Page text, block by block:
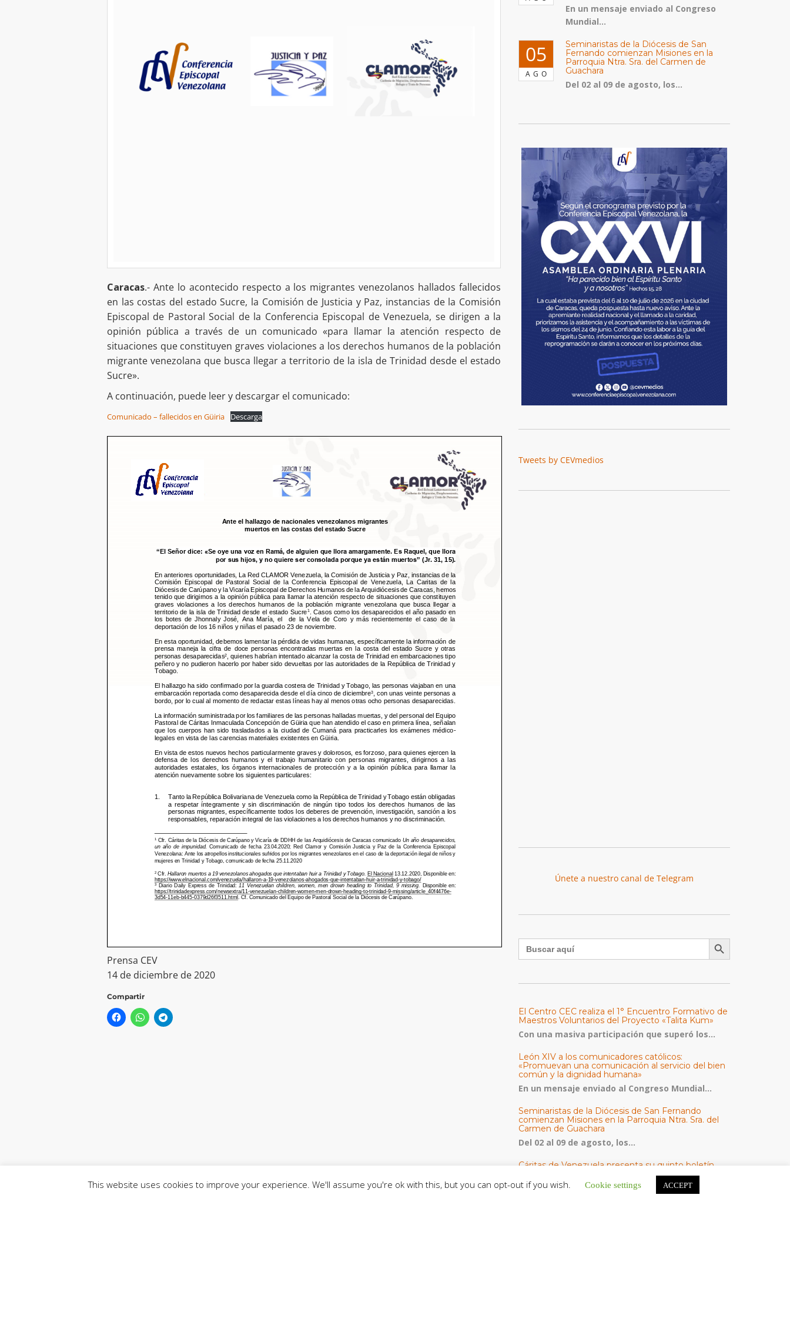
Caracas.- Ante lo acontecido respecto a los migrantes venezolanos hallados fallecidos
en las costas del estado Sucre, la Comisión de Justicia y Paz, instancias de la Comisión
Episcopal de Pastoral Social de la Conferencia Episcopal de Venezuela, se dirigen a la
opinión pública a través de un comunicado «para llamar la atención respecto de
situaciones que constituyen graves violaciones a los derechos humanos de la población
migrante venezolana que busca llegar a territorio de la isla de Trinidad desde el estado
Sucre».
A continuación, puede leer y descargar el comunicado:
Comunicado – fallecidos en Güiria Descarga
Prensa CEV
14 de diciembre de 2020
Compartir
En un mensaje enviado al Congreso
Mundial...
05
AGO
Seminaristas de la Diócesis de San
Fernando comienzan Misiones en la
Parroquia Ntra. Sra. del Carmen de
Guachara
Del 02 al 09 de agosto, los...
Tweets by CEVmedios
Únete a nuestro canal de Telegram
Buscar: Botón de búsqueda
El Centro CEC realiza el 1° Encuentro Formativo de
Maestros Voluntarios del Proyecto «Talita Kum»
Con una masiva participación que superó los...
León XIV a los comunicadores católicos:
«Promuevan una comunicación al servicio del bien
común y la dignidad humana»
En un mensaje enviado al Congreso Mundial...
Seminaristas de la Diócesis de San Fernando
comienzan Misiones en la Parroquia Ntra. Sra. del
Carmen de Guachara
Del 02 al 09 de agosto, los...
Cáritas de Venezuela presenta su quinto boletín
sobre la atención a familias tras los terremotos
Cáritas de Venezuela publicó este martes 4...
This website uses cookies to improve your experience. We'll assume you're ok with this, but you can opt-out if you wish. Cookie settings ACCEPT